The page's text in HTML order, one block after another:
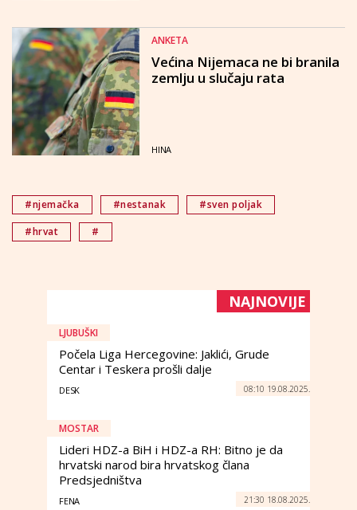
ANKETA
Većina Nijemaca ne bi branila
zemlju u slučaju rata
HINA
#njemačka #nestanak
#sven poljak
#hrvat
#
NAJNOVIJE
LJUBUŠKI
Počela Liga Hercegovine: Jaklići, Grude
Centar i Teskera prošli dalje
DESK 08:10 19.08.2025.
MOSTAR
Lideri HDZ-a BiH i HDZ-a RH: Bitno je da
hrvatski narod bira hrvatskog člana
Predsjedništva
FENA 21:30 18.08.2025.